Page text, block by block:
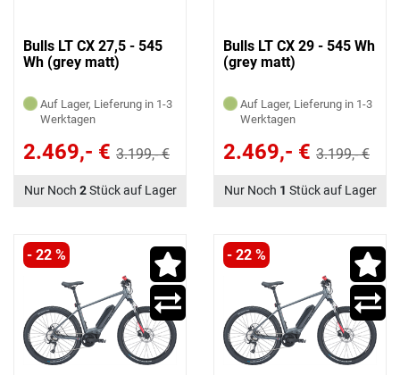
Bulls LT CX 27,5 - 545
Wh (grey matt)
Auf Lager, Lieferung in 1-3
Werktagen
2.469,- € 3.199,- €
Nur Noch 2Stück auf Lager
Bulls LT CX 29 - 545 Wh
(grey matt)
Auf Lager, Lieferung in 1-3
Werktagen
2.469,- € 3.199,- €
Nur Noch 1 Stück auf Lager
- 22 % - 22 %